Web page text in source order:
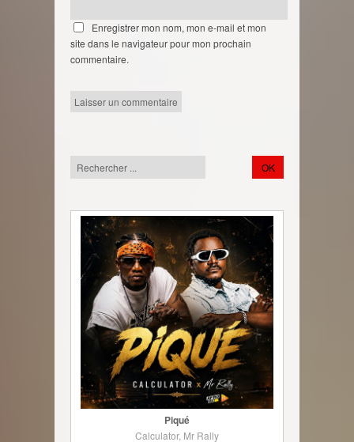
Enregistrer mon nom, mon e-mail et mon
site dans le navigateur pour mon prochain
commentaire.
Piqué
Calculator, Mr Rally